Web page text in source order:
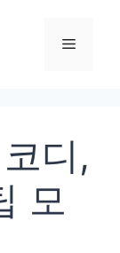
메
디,
모